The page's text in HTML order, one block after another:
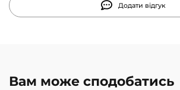
Додати відгук
Вам може сподобатись